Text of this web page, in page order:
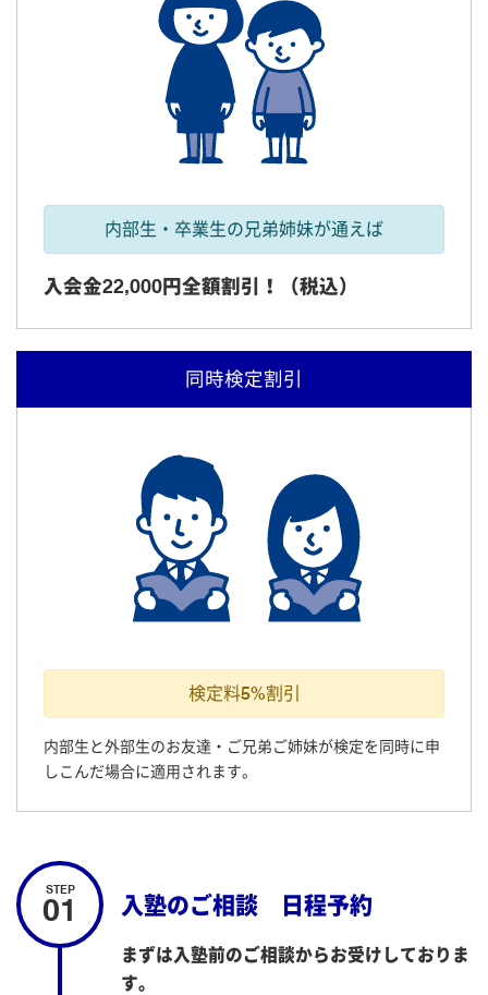
内部生・卒業生の兄弟姉妹が通えば
入会金22,000円全額割引！（税込）
同時検定割引
検定料5%割引
内部生と外部生のお友達・ご兄弟ご姉妹が検定を同時に申
しこんだ場合に適用されます。
01 入塾のご相談 日程予約
まずは入塾前のご相談からお受けしておりま
す。